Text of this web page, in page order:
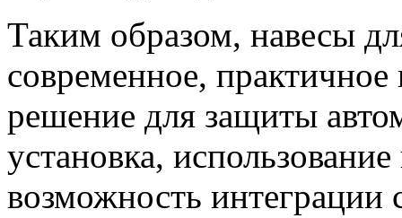
Таким образом, навесы
современное, практичное
решение для защиты
установка,
возможность